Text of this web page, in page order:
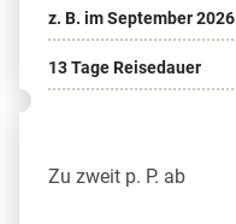
KUNDENPORTAL
z. B. im September 2026
13 Tage Reisedauer
Zu zweit p. P. ab